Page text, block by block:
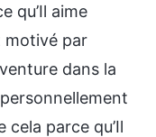
qu’Il aime
motivé par
dans la
cela parce qu’Il